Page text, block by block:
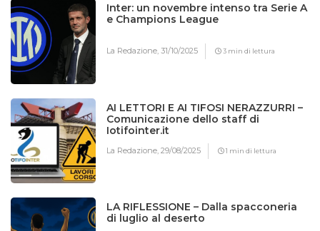
Inter: un novembre intenso tra Serie A
e Champions League
La Redazione,31/10/2025 3 min di lettura
AI LETTORI E AI TIFOSI NERAZZURRI –
Comunicazione dello staff di
Iotifointer.it
La Redazione,29/08/2025 1 min di lettura
LA RIFLESSIONE – Dalla spacconeria
di luglio al deserto